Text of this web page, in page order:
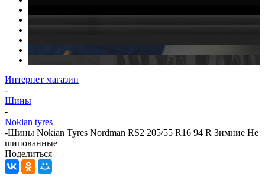
Интернет магазин
-
Шины
-
Nokian tyres
-Шины Nokian Tyres Nordman RS2 205/55 R16 94 R Зимние Не
шипованные
Поделиться